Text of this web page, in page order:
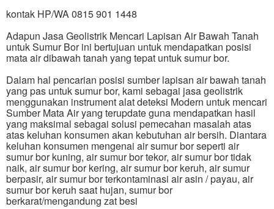
kontak HP/WA 0815 901 1448
Adapun Jasa Geolistrik Mencari Lapisan Air Bawah Tanah
untuk Sumur Bor ini bertujuan untuk mendapatkan posisi
mata air dibawah tanah yang tepat untuk sumur bor.
Dalam hal pencarian posisi sumber lapisan air bawah tanah
yang pas untuk sumur bor, kami sebagai jasa geolistrik
menggunakan instrument alat deteksi Modern untuk mencari
Sumber Mata Air yang terupdate guna mendapatkan hasil
yang maksimal sebagai solusi pemecahan masalah atas
atas keluhan konsumen akan kebutuhan air bersih. Diantara
keluhan konsumen mengenai air sumur bor seperti air
sumur bor kuning, air sumur bor tekor, air sumur bor tidak
naik, air sumur bor kering, air sumur bor keruh, air sumur
berpasir, air sumur bor terkontaminasi air asin / payau, air
sumur bor keruh saat hujan, sumur bor
berkarat/mengandung zat besi